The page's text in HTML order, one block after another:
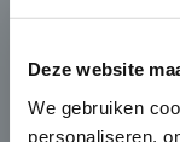
Deze website
We gebruiken
personaliseren,